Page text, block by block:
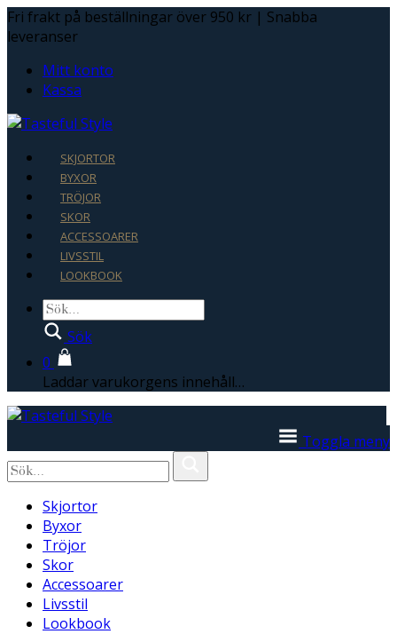
Fri frakt på beställningar över 950 kr | Snabba
leveranser
Mitt konto
Kassa
SKJORTOR
BYXOR
TRÖJOR
SKOR
ACCESSOARER
LIVSSTIL
LOOKBOOK
Sök
0
Laddar varukorgens innehåll…
Toggla meny
Skjortor
Byxor
Tröjor
Skor
Accessoarer
Livsstil
Lookbook